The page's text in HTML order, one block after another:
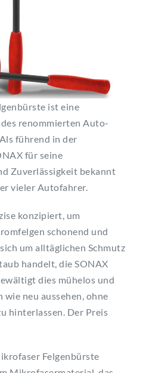
ist eine
renommierten Auto-
führend in der
für seine
Zuverlässigkeit bekannt
vieler Autofahrer.
konzipiert, um
schonend und
um alltäglichen Schmutz
handelt, die SONAX
dies mühelos und
wie neu aussehen, ohne
hinterlassen. Der Preis
Felgenbürste